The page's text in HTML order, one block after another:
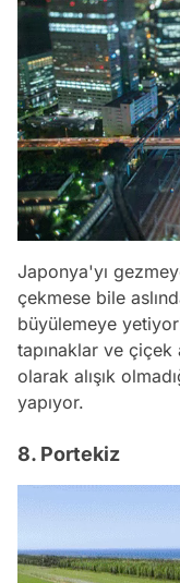
Japonya'yı
çekmese bile
büyülemeye
tapınaklar ve
olarak alışık
yapıyor.
8. Portekiz